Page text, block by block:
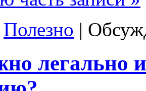
Полезно |
легально